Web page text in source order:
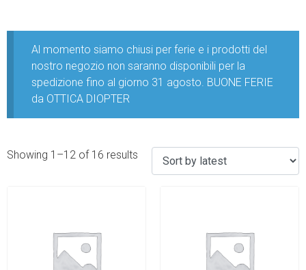
Al momento siamo chiusi per ferie e i prodotti del
nostro negozio non saranno disponibili per la
spedizione fino al giorno 31 agosto. BUONE FERIE
da OTTICA DIOPTER
Showing 1–12 of 16 results